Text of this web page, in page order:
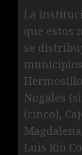
La
que estos
se
Nogales
(cinco),
Luis Río